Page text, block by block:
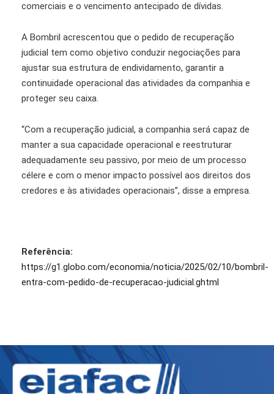
comerciais e o vencimento antecipado de dívidas.
A Bombril acrescentou que o pedido de recuperação
judicial tem como objetivo conduzir negociações para
ajustar sua estrutura de endividamento, garantir a
continuidade operacional das atividades da companhia e
proteger seu caixa.
“Com a recuperação judicial, a companhia será capaz de
manter a sua capacidade operacional e reestruturar
adequadamente seu passivo, por meio de um processo
célere e com o menor impacto possível aos direitos dos
credores e às atividades operacionais”, disse a empresa.
Referência:
https://g1.globo.com/economia/noticia/2025/02/10/bombril-
entra-com-pedido-de-recuperacao-judicial.ghtml